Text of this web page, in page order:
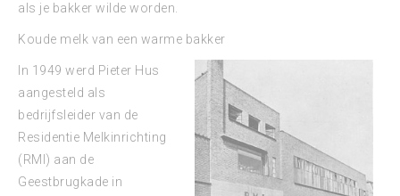
als je bakker wilde worden.
Koude melk van een warme bakker
In 1949 werd Pieter Hus
aangesteld als
bedrijfsleider van de
Residentie Melkinrichting
(RMI) aan de
Geestbrugkade in